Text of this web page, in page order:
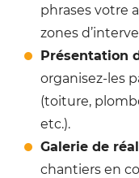
phrases votre
zones
Présentation
organisez-les
(toiture,
etc.).
Galerie de
chantiers en